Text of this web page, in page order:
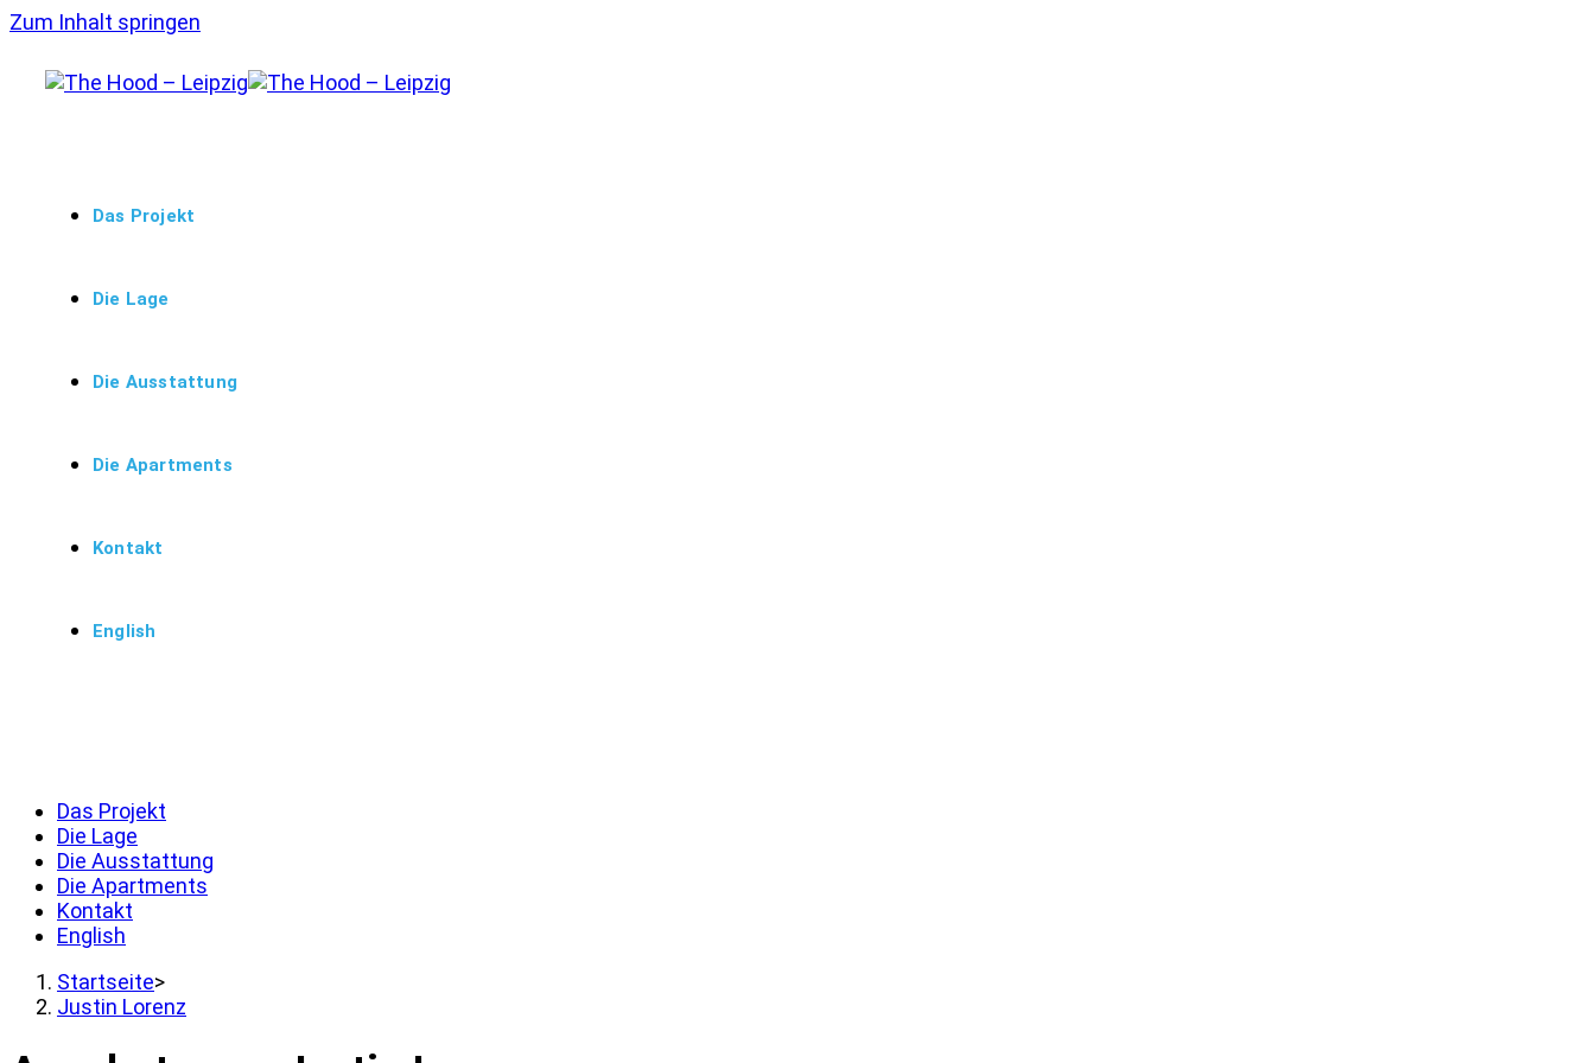
Zum Inhalt springen
Das Projekt
Die Lage
Die Ausstattung
Die Apartments
Kontakt
English
Das Projekt
Die Lage
Die Ausstattung
Die Apartments
Kontakt
English
Startseite>
Justin Lorenz